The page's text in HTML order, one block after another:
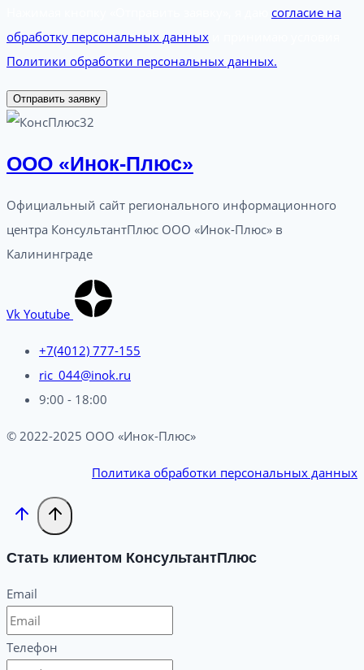
согласие на
обработку персональных данных
Политики обработки персональных данных.
Отправить заявку
ООО «Инок-Плюс»
Официальный сайт регионального информационного
центра КонсультантПлюс ООО «Инок-Плюс» в
Калининграде
Vk Youtube
+7(4012) 777-155
ric_044@inok.ru
9:00 - 18:00
© 2022-2025 ООО «Инок-Плюс»
Политика обработки персональных данных
Стать клиентом КонсультантПлюс
Email
Телефон